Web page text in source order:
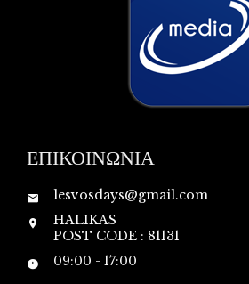
ΕΠΙΚΟΙΝΩΝΙΑ
lesvosdays@gmail.com
HALIKAS
POST CODE : 81131
09:00 - 17:00